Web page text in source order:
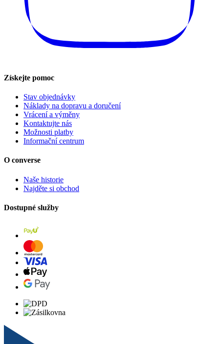
Získejte pomoc
Stav objednávky
Náklady na dopravu a doručení
Vrácení a výměny
Kontaktujte nás
Možnosti platby
Informační centrum
O converse
Naše historie
Najděte si obchod
Dostupné služby